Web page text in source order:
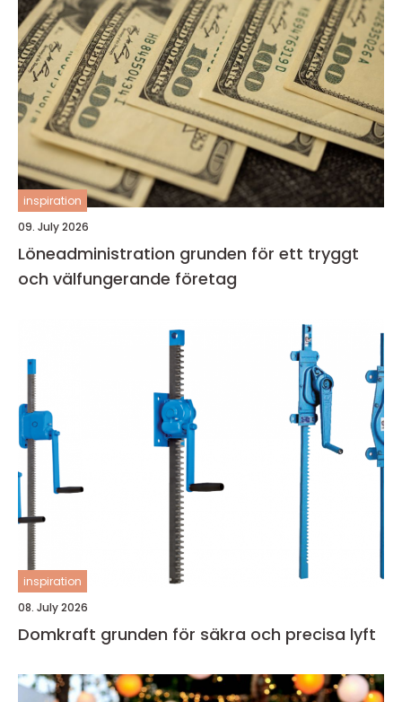
inspiration
09. July 2026
Löneadministration grunden för ett tryggt
och välfungerande företag
inspiration
08. July 2026
Domkraft grunden för säkra och precisa lyft